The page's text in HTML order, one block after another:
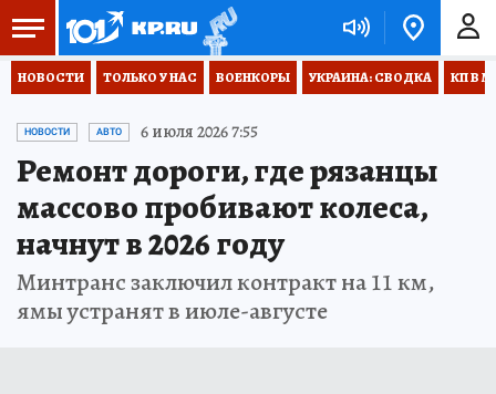
НОВОСТИ ТОЛЬКО У НАС ВОЕНКОРЫ УКРАИНА: СВОДКА КП В
НОВОСТИ АВТО 6 июля 2026 7:55
Ремонт дороги, где рязанцы
массово пробивают колеса,
начнут в 2026 году
Минтранс заключил контракт на 11 км,
ямы устранят в июле-августе